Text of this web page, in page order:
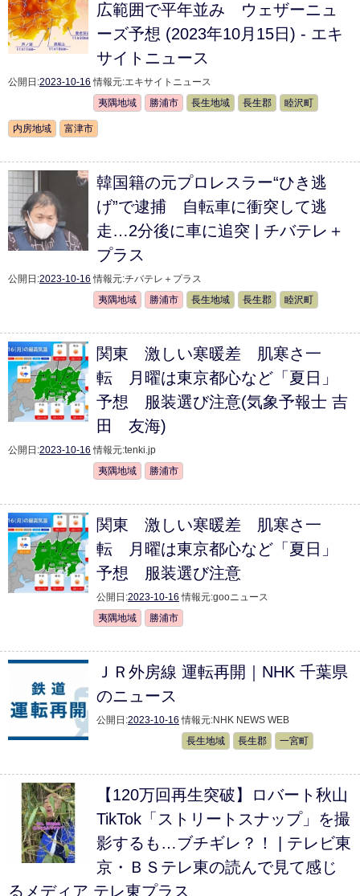
広範囲で平年並み ウェザーニュ
ーズ予想 (2023年10月15日) - エキ
サイトニュース
公開日:2023-10-16 情報元:エキサイトニュース
夷隅地域
勝浦市 長生地域 長生郡 睦沢町
内房地域 富津市
韓国籍の元プロレスラー“ひき逃
げ”で逮捕 自転車に衝突して逃
走…2分後に車に追突 | チバテレ＋
プラス
公開日:2023-10-16 情報元:チバテレ＋プラス
夷隅地域
勝浦市 長生地域 長生郡 睦沢町
関東 激しい寒暖差 肌寒さ一
転 月曜は東京都心など「夏日」
予想 服装選び注意(気象予報士 吉
田 友海)
公開日:2023-10-16 情報元:tenki.jp
夷隅地域
勝浦市
関東 激しい寒暖差 肌寒さ一
転 月曜は東京都心など「夏日」
予想 服装選び注意
公開日:2023-10-16 情報元:gooニュース
夷隅地域
勝浦市
ＪＲ外房線 運転再開｜NHK 千葉県
のニュース
公開日:2023-10-16 情報元:NHK NEWS WEB
長生地域
長生郡 一宮町
【120万回再生突破】ロバート秋山
TikTok「ストリートスナップ」を撮
影するも…ブチギレ？！ | テレビ東
京・ＢＳテレ東の読んで見て感じ
るメディア テレ東プラス